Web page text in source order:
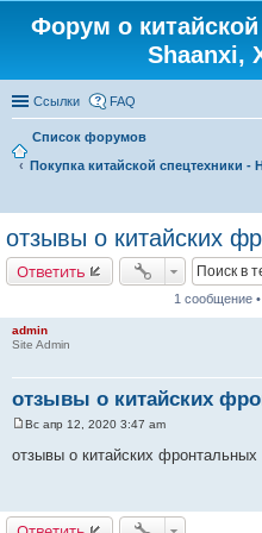
Форум о китайской
Shaanxi,
Ссылки FAQ
Список форумов
Покупка китайской спецтехники -
отзывы о китайских
Ответить
1 сообщение
admin
Site Admin
отзывы о китайских
о
н
Вс апр 12, 2020 3:47 am
отзывы о китайских фронтальных